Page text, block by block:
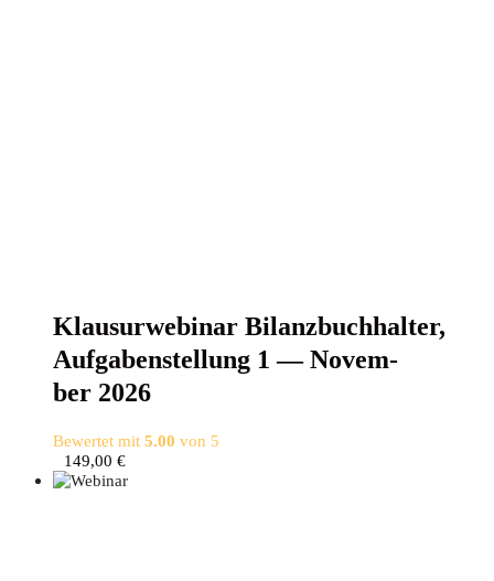
Klau­sur­web­i­nar Bilanz­buch­hal­ter,
Auf­ga­ben­stel­lung 1 — Novem­
ber 2026
Bewertet mit 5.00 von 5
149,00 €